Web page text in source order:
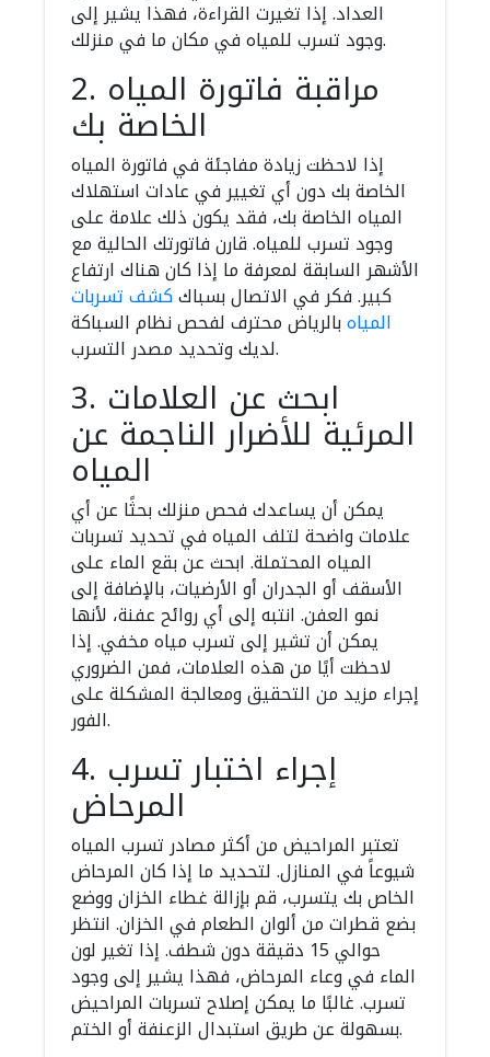
العداد. إذا تغيرت القراءة، فهذا يشير إلى
وجود تسرب للمياه في مكان ما في منزلك.
2. مراقبة فاتورة المياه
الخاصة بك
إذا لاحظت زيادة مفاجئة في فاتورة المياه
الخاصة بك دون أي تغيير في عادات استهلاك
المياه الخاصة بك، فقد يكون ذلك علامة على
وجود تسرب للمياه. قارن فاتورتك الحالية مع
الأشهر السابقة لمعرفة ما إذا كان هناك ارتفاع
كبير. فكر في الاتصال بسباككشف تسربات
المياهبالرياض محترف لفحص نظام السباكة
لديك وتحديد مصدر التسرب.
3. ابحث عن العلامات
المرئية للأضرار الناجمة عن
المياه
يمكن أن يساعدك فحص منزلك بحثًا عن أي
علامات واضحة لتلف المياه في تحديد تسربات
المياه المحتملة. ابحث عن بقع الماء على
الأسقف أو الجدران أو الأرضيات، بالإضافة إلى
نمو العفن. انتبه إلى أي روائح عفنة، لأنها
يمكن أن تشير إلى تسرب مياه مخفي. إذا
لاحظت أيًا من هذه العلامات، فمن الضروري
إجراء مزيد من التحقيق ومعالجة المشكلة على
الفور.
4. إجراء اختبار تسرب
المرحاض
تعتبر المراحيض من أكثر مصادر تسرب المياه
شيوعاً في المنازل. لتحديد ما إذا كان المرحاض
الخاص بك يتسرب، قم بإزالة غطاء الخزان ووضع
بضع قطرات من ألوان الطعام في الخزان. انتظر
حوالي 15 دقيقة دون شطف. إذا تغير لون
الماء في وعاء المرحاض، فهذا يشير إلى وجود
تسرب. غالبًا ما يمكن إصلاح تسربات المراحيض
بسهولة عن طريق استبدال الزعنفة أو الختم.